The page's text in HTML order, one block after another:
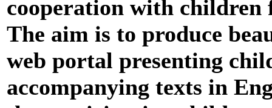
cooperation with
The aim is to produce
web portal presenting
accompanying texts in